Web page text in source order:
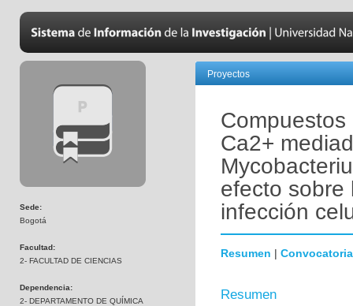
Sede:
Bogotá
Facultad:
2- FACULTAD DE CIENCIAS
Dependencia:
2- DEPARTAMENTO DE QUÍMICA
Proyectos
Ca2+
efecto sobre
infección
Resumen | Convocatoria
Resumen